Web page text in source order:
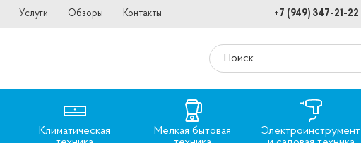
Услуги Обзоры Контакты +7 (949) 347-21-22
Климатическая
Мелкая бытовая
Электроинструмент